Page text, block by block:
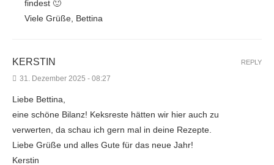
findest 🙂
Viele Grüße, Bettina
KERSTIN
31. Dezember 2025 - 08:27
Liebe Bettina,
eine schöne Bilanz! Keksreste hätten wir hier auch zu
verwerten, da schau ich gern mal in deine Rezepte.
Liebe Grüße und alles Gute für das neue Jahr!
Kerstin
REPLY